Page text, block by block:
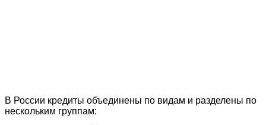
В России кредиты объединены по видам и разделены по
нескольким группам: